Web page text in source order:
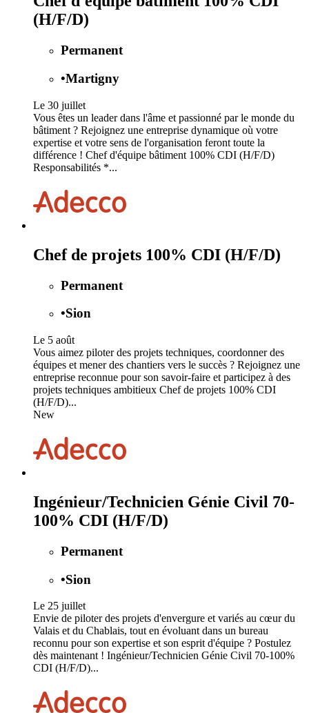
(H/F/D)
Permanent
•Martigny
Le 30 juillet
Vous êtes un leader dans l'âme et passionné par le monde du
bâtiment ? Rejoignez une entreprise dynamique où votre
expertise et votre sens de l'organisation feront toute la
différence ! Chef d'équipe bâtiment 100% CDI (H/F/D)
Responsabilités *...
Chef de projets 100% CDI (H/F/D)
Permanent
•Sion
Le 5 août
Vous aimez piloter des projets techniques, coordonner des
équipes et mener des chantiers vers le succès ? Rejoignez une
entreprise reconnue pour son savoir-faire et participez à des
projets techniques ambitieux Chef de projets 100% CDI
(H/F/D)...
New
Ingénieur/Technicien Génie Civil 70-
100% CDI (H/F/D)
Permanent
•Sion
Le 25 juillet
Envie de piloter des projets d'envergure et variés au cœur du
Valais et du Chablais, tout en évoluant dans un bureau
reconnu pour son expertise et son esprit d'équipe ? Postulez
dès maintenant ! Ingénieur/Technicien Génie Civil 70-100%
CDI (H/F/D)...